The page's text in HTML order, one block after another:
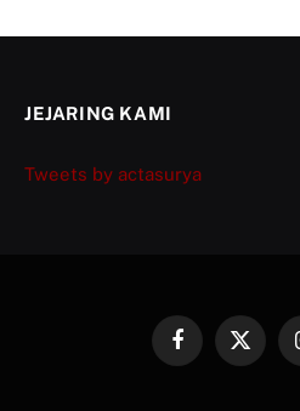
JEJARING KAMI
Tweets by actasurya
FacebookX